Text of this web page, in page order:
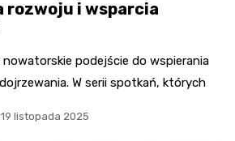
rozwoju i wsparcia
nowatorskie podejście do wspierania
W serii spotkań, których
19 listopada 2025